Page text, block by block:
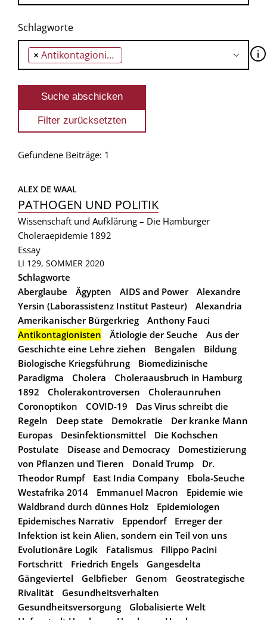
Schlagworte
× Antikontagionisten 🛈
Gefundene Beiträge: 1
ALEX DE WAAL
PATHOGEN UND POLITIK
Wissenschaft und Aufklärung – Die Hamburger
Choleraepidemie 1892
Essay
LI 129, SOMMER 2020
Schlagworte
Aberglaube
Ägypten AIDS and Power
Alexandre
Yersin (Laborassistenz Institut Pasteur)
Alexandria
Amerikanischer Bürgerkrieg
Anthony Fauci
Antikontagionisten
Ätiologie der Seuche
Aus der
Geschichte eine Lehre ziehen
Bengalen
Bildung
Biologische Kriegsführung
Biomedizinische
Paradigma
Cholera
Choleraausbruch in Hamburg
1892
Cholerakontroversen
Choleraunruhen
Coronoptikon
COVID-19
Das Virus schreibt die
Regeln
Deep state Demokratie
Der kranke Mann
Europas
Desinfektionsmittel
Die Kochschen
Postulate
Disease and Democracy
Domestizierung
von Pflanzen und Tieren
Donald Trump
Dr.
Theodor Rumpf
East India Company
Ebola-Seuche
Westafrika 2014
Emmanuel Macron
Epidemie wie
Waldbrand durch dünnes Holz
Epidemiologen
Epidemisches Narrativ
Eppendorf
Erreger der
Infektion ist kein Alien, sondern ein Teil von uns
Evolutionäre Logik
Fatalismus
Filippo Pacini
Fortschritt
Friedrich Engels
Gangesdelta
Gängeviertel
Gelbfieber Genom
Geostrategische
Rivalität
Gesundheitsverhalten
Gesundheitsversorgung
Globalisierte Welt